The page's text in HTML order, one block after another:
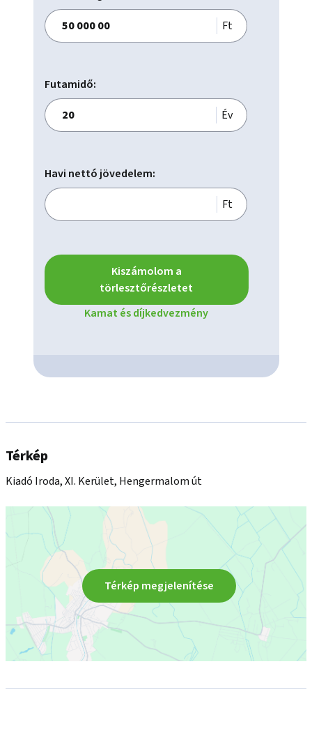
Ft
Futamidő:
Év
Havi nettó jövedelem:
Ft
Kiszámolom a
törlesztőrészletet
Kamat és díjkedvezmény
Térkép
Kiadó Iroda, XI. Kerület, Hengermalom út
Térkép megjelenítése